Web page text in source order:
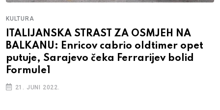
KULTURA
ITALIJANSKA STRAST ZA OSMJEH NA
BALKANU: Enricov cabrio oldtimer opet
putuje, Sarajevo čeka Ferrarijev bolid
Formule1
21. JUNI 2022.